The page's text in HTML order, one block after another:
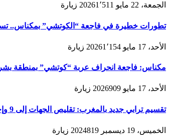
الجمعة، 22 مايو 2026 1٬511 زيارة
تطورات خطيرة في فاجعة “الكوتشي” بمكناس.. تسجيل
الأحد، 17 مايو 2026 1٬154 زيارة
مكناس: فاجعة انحراف عربة “كوتشي” بمنطقة
الأحد، 17 مايو 2026 909 زيارة
تقسيم ترابي جديد بالمغرب: تقليص الجهات إلى 9 وإحداث عمالات جديدة لتعزيز الحكامة والتنمية
الخميس، 19 ديسمبر 2024 819 زيارة